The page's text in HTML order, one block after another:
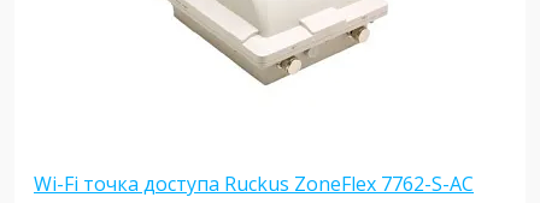
Wi-Fi точка доступа Ruckus ZoneFlex 7762-S-AC